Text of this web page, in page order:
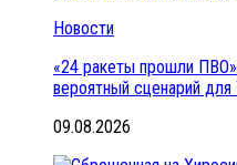
Новости
«24 ракеты прошли
вероятный сценарий
09.08.2026